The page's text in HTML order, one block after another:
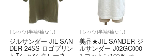
気軽におっしゃってください。写真追加します。
ます。ご了承ください。
トのやり取り中でも先に購入された方が優先とな
Tシャツ(半袖/袖なし)
ジルサンダー JIL SAN
DER 24SS ロゴプリン
Tシャツ(半袖/袖なし)
美品★JIL SANDER ジ
ルサンダー J02GC000